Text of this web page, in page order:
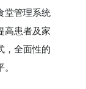
堂管理系统
高患者及家
，全面性的